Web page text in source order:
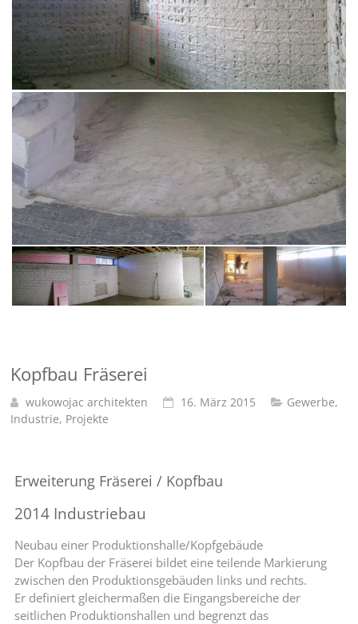
Kopfbau Fräserei
wukowojac architekten 16. März 2015 Gewerbe,
Industrie, Projekte
Erweiterung Fräserei / Kopfbau
2014 Industriebau
Neubau einer Produktionshalle/Kopfgebäude
Der Kopfbau der Fräserei bildet eine teilende Markierung
zwischen den Produktionsgebäuden links und rechts.
Er definiert gleichermaßen die Eingangsbereiche der
seitlichen Produktionshallen und begrenzt das